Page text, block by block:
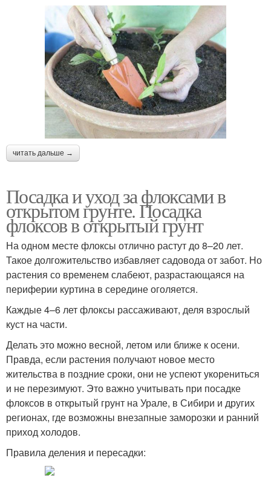
читать дальше →
Посадка и уход за флоксами в
открытом грунте. Посадка
флоксов в открытый грунт
На одном месте флоксы отлично растут до 8–20 лет.
Такое долгожительство избавляет садовода от забот. Но
растения со временем слабеют, разрастающаяся на
периферии куртина в середине оголяется.
Каждые 4–6 лет флоксы рассаживают, деля взрослый
куст на части.
Делать это можно весной, летом или ближе к осени.
Правда, если растения получают новое место
жительства в поздние сроки, они не успеют укорениться
и не перезимуют. Это важно учитывать при посадке
флоксов в открытый грунт на Урале, в Сибири и других
регионах, где возможны внезапные заморозки и ранний
приход холодов.
Правила деления и пересадки: